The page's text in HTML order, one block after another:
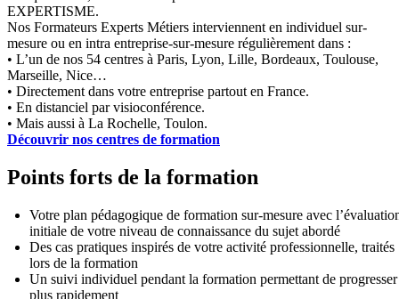
EXPERTISME.
Nos Formateurs Experts Métiers interviennent en individuel sur-
mesure ou en intra entreprise-sur-mesure régulièrement dans :
• L’un de nos 54 centres à Paris, Lyon, Lille, Bordeaux, Toulouse,
Marseille, Nice…
• Directement dans votre entreprise partout en France.
• En distanciel par visioconférence.
• Mais aussi à La Rochelle, Toulon.
Découvrir nos centres de formation
Points forts de la formation
Votre plan pédagogique de formation sur-mesure avec
initiale de votre niveau de connaissance du sujet abordé
Des cas pratiques inspirés de votre activité professionnelle, traités
lors de la formation
Un suivi individuel pendant la formation permettant de progresser
plus rapidement